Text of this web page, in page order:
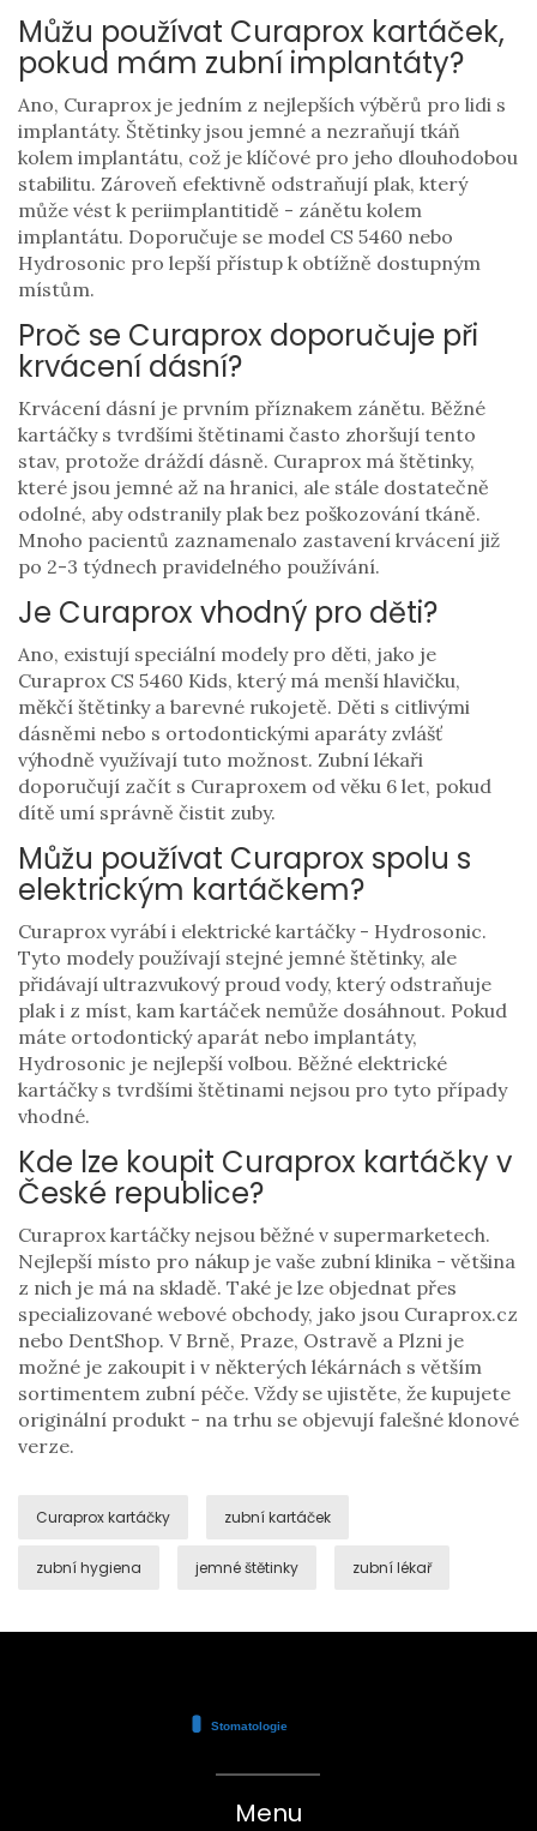
Můžu používat Curaprox kartáček,
pokud mám zubní implantáty?
Ano, Curaprox je jedním z nejlepších výběrů pro lidi s
implantáty. Štětinky jsou jemné a nezraňují tkáň
kolem implantátu, což je klíčové pro jeho dlouhodobou
stabilitu. Zároveň efektivně odstraňují plak, který
může vést k periimplantitidě - zánětu kolem
implantátu. Doporučuje se model CS 5460 nebo
Hydrosonic pro lepší přístup k obtížně dostupným
místům.
Proč se Curaprox doporučuje při
krvácení dásní?
Krvácení dásní je prvním příznakem zánětu. Běžné
kartáčky s tvrdšími štětinami často zhoršují tento
stav, protože dráždí dásně. Curaprox má štětinky,
které jsou jemné až na hranici, ale stále dostatečně
odolné, aby odstranily plak bez poškozování tkáně.
Mnoho pacientů zaznamenalo zastavení krvácení již
po 2-3 týdnech pravidelného používání.
Je Curaprox vhodný pro děti?
Ano, existují speciální modely pro děti, jako je
Curaprox CS 5460 Kids, který má menší hlavičku,
měkčí štětinky a barevné rukojetě. Děti s citlivými
dásněmi nebo s ortodontickými aparáty zvlášť
výhodně využívají tuto možnost. Zubní lékaři
doporučují začít s Curaproxem od věku 6 let, pokud
dítě umí správně čistit zuby.
Můžu používat Curaprox spolu s
elektrickým kartáčkem?
Curaprox vyrábí i elektrické kartáčky - Hydrosonic.
Tyto modely používají stejné jemné štětinky, ale
přidávají ultrazvukový proud vody, který odstraňuje
plak i z míst, kam kartáček nemůže dosáhnout. Pokud
máte ortodontický aparát nebo implantáty,
Hydrosonic je nejlepší volbou. Běžné elektrické
kartáčky s tvrdšími štětinami nejsou pro tyto případy
vhodné.
Kde lze koupit Curaprox kartáčky v
České republice?
Curaprox kartáčky nejsou běžné v supermarketech.
Nejlepší místo pro nákup je vaše zubní klinika - většina
z nich je má na skladě. Také je lze objednat přes
specializované webové obchody, jako jsou Curaprox.cz
nebo DentShop. V Brně, Praze, Ostravě a Plzni je
možné je zakoupit i v některých lékárnách s větším
sortimentem zubní péče. Vždy se ujistěte, že kupujete
originální produkt - na trhu se objevují falešné klonové
verze.
Curaprox kartáčky zubní kartáček
zubní hygiena jemné štětinky zubní lékař
Menu